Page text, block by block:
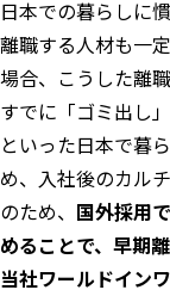
日本での暮らしに
離職する人材も一
場合、こうした離
すでに「ゴミ出し
といった日本で暮
め、入社後のカル
のため、
国外採用
めることで、早期
当社ワールドイン